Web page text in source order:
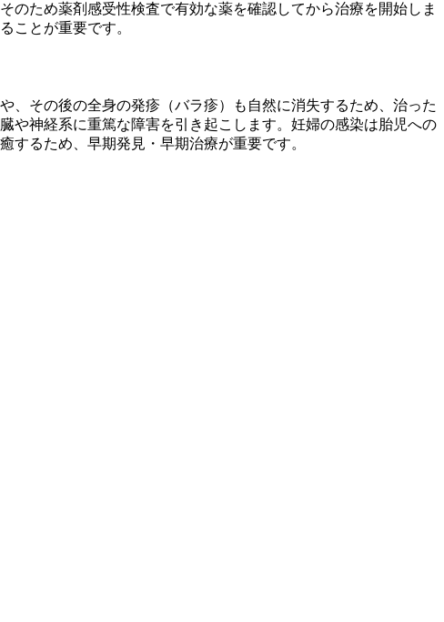
ため薬剤感受性検査で有効な薬を確認してから治療を開始しま
ことが重要です。
、その後の全身の発疹（バラ疹）も自然に消失するため、治った
や神経系に重篤な障害を引き起こします。妊婦の感染は胎児への
るため、早期発見・早期治療が重要です。